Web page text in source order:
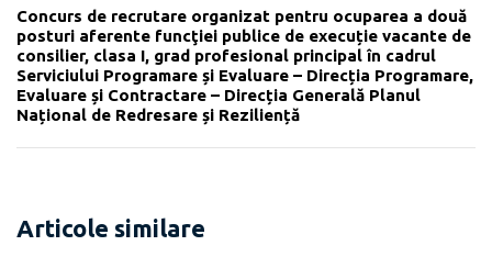
Concurs de recrutare organizat pentru ocuparea a două
posturi aferente funcţiei publice de execuție vacante de
consilier, clasa I, grad profesional principal în cadrul
Serviciului Programare și Evaluare – Direcția Programare,
Evaluare și Contractare – Direcția Generală Planul
Național de Redresare și Reziliență
Articole similare